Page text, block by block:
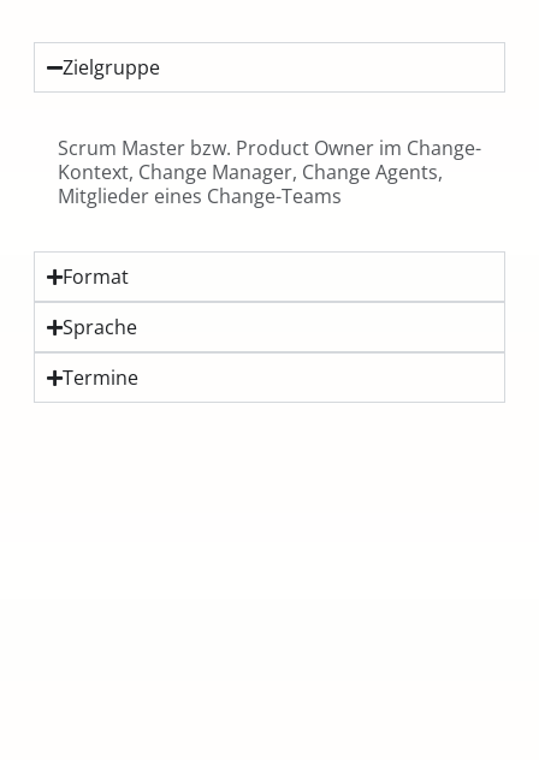
Zielgruppe
Scrum Master bzw. Product Owner im Change-
Kontext, Change Manager, Change Agents,
Mitglieder eines Change-Teams
Format
Sprache
Termine